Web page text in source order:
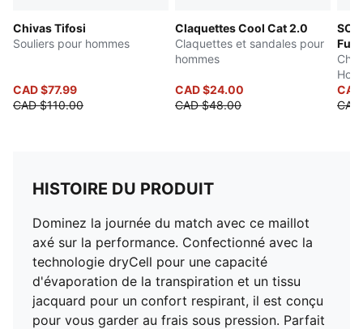
Chivas Tifosi
Souliers pour hommes
CAD $77.99
CAD $110.00
Claquettes Cool Cat 2.0
Claquettes et sandales pour
hommes
CAD $24.00
CAD $48.00
HISTOIRE DU PRODUIT
Dominez la journée du match avec ce maillot
axé sur la performance. Confectionné avec la
technologie dryCell pour une capacité
d'évaporation de la transpiration et un tissu
jacquard pour un confort respirant, il est conçu
pour vous garder au frais sous pression. Parfait